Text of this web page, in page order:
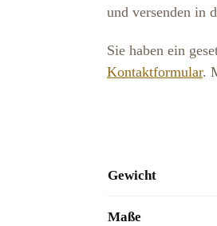
und versenden in
Sie haben ein
Kontaktformular.
Gewicht
Maße